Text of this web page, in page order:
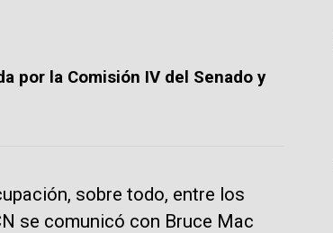
por la Comisión IV del Senado y
sobre todo, entre los
se comunicó con Bruce Mac